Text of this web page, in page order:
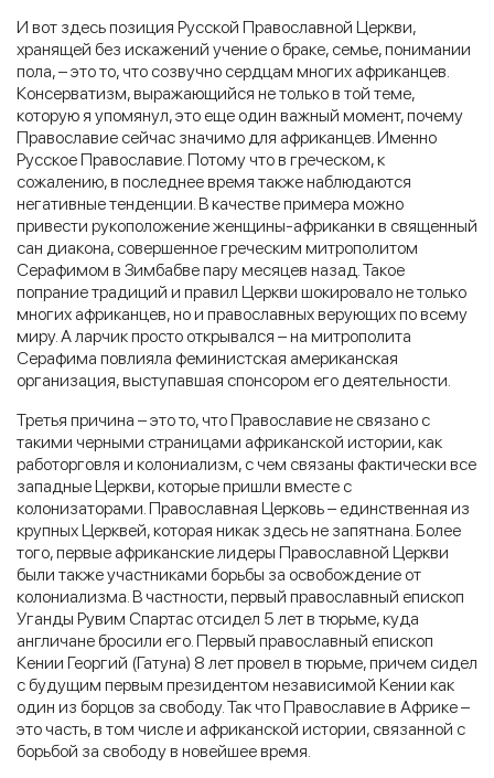
И вот здесь позиция Русской Православной Церкви,
хранящей без искажений учение о браке, семье, понимании
пола, – это то, что созвучно сердцам многих африканцев.
Консерватизм, выражающийся не только в той теме,
которую я упомянул, это еще один важный момент, почему
Православие сейчас значимо для африканцев. Именно
Русское Православие. Потому что в греческом, к
сожалению, в последнее время также наблюдаются
негативные тенденции. В качестве примера можно
привести рукоположение женщины-африканки в священный
сан диакона, совершенное греческим митрополитом
Серафимом в Зимбабве пару месяцев назад. Такое
попрание традиций и правил Церкви шокировало не только
многих африканцев, но и православных верующих по всему
миру. А ларчик просто открывался – на митрополита
Серафима повлияла феминистская американская
организация, выступавшая спонсором его деятельности.
Третья причина – это то, что Православие не связано с
такими черными страницами африканской истории, как
работорговля и колониализм, с чем связаны фактически все
западные Церкви, которые пришли вместе с
колонизаторами. Православная Церковь – единственная из
крупных Церквей, которая никак здесь не запятнана. Более
того, первые африканские лидеры Православной Церкви
были также участниками борьбы за освобождение от
колониализма. В частности, первый православный епископ
Уганды Рувим Спартас отсидел 5 лет в тюрьме, куда
англичане бросили его. Первый православный епископ
Кении Георгий (Гатуна) 8 лет провел в тюрьме, причем сидел
с будущим первым президентом независимой Кении как
один из борцов за свободу. Так что Православие в Африке –
это часть, в том числе и африканской истории, связанной с
борьбой за свободу в новейшее время.